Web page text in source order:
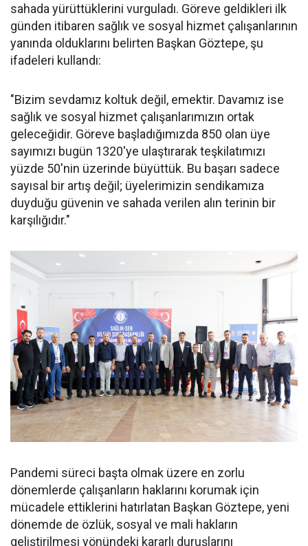
sahada yürüttüklerini vurguladı. Göreve geldikleri ilk
günden itibaren sağlık ve sosyal hizmet çalışanlarının
yanında olduklarını belirten Başkan Göztepe, şu
ifadeleri kullandı:
"Bizim sevdamız koltuk değil, emektir. Davamız ise
sağlık ve sosyal hizmet çalışanlarımızın ortak
geleceğidir. Göreve başladığımızda 850 olan üye
sayımızı bugün 1320'ye ulaştırarak teşkilatımızı
yüzde 50'nin üzerinde büyüttük. Bu başarı sadece
sayısal bir artış değil; üyelerimizin sendikamıza
duyduğu güvenin ve sahada verilen alın terinin bir
karşılığıdır."
Pandemi süreci başta olmak üzere en zorlu
dönemlerde çalışanların haklarını korumak için
mücadele ettiklerini hatırlatan Başkan Göztepe, yeni
dönemde de özlük, sosyal ve mali hakların
geliştirilmesi yönündeki kararlı duruşlarını